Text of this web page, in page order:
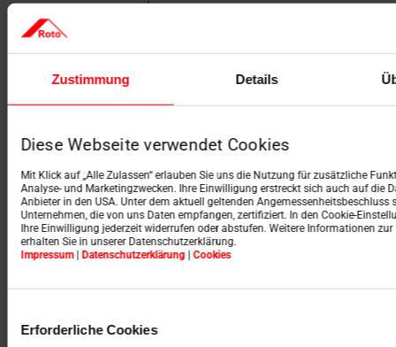
Zustimmung Details
Diese Webseite verwendet Cookies
Mit Klick auf „Alle Zulassen“ erlauben Sie uns die Nutzung für zusätzliche
Analyse- und Marketingzwecken. Ihre Einwilligung erstreckt sich auch auf die
Anbieter in den USA. Unter dem aktuell geltenden Angemessenheitsbeschluss
Unternehmen, die von uns Daten empfangen, zertifiziert. In den Cookie-
Ihre Einwilligung jederzeit widerrufen oder abstufen. Weitere Informationen
erhalten Sie in unserer Datenschutzerklärung.
Impressum| Datenschutzerklärung| Cookies
Erforderliche Cookies
stamgegevens
E-MAIL*
Door u in te schrijven voor onze nieuwsbrief, gaat u ermee
akkoord een nieuwsbrief te ontvangen die individueel is
afgestemd op uw interesses. Meer informatie over